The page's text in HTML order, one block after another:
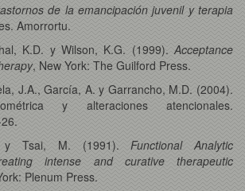
de la emancipación juvenil y terapia
Amorrortu.
K.D. y Wilson, K.G. (1999). Acceptance
, New York: The Guilford Press.
J.A., García, A. y Garrancho, M.D. (2004).
y alteraciones atencionales.
y Tsai, M. (1991). Functional Analytic
intense and curative therapeutic
Plenum Press.